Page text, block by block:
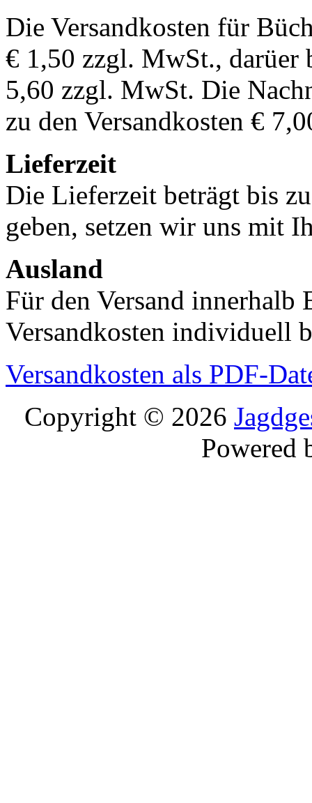
Die Versandkosten für
€ 1,50 zzgl. MwSt., darüer
5,60 zzgl. MwSt. Die
zu den Versandkosten €
Lieferzeit
Die Lieferzeit beträgt bis
geben, setzen wir uns mit
Ausland
Für den Versand innerhalb
Versandkosten individuell
Versandkosten als PDF-
Copyright © 2026
Powered